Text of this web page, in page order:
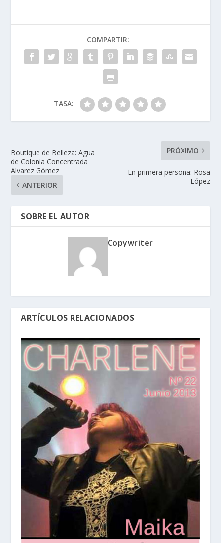
COMPARTIR:
TASA:
Boutique de Belleza: Agua
de Colonia Concentrada
Alvarez Gómez
ANTERIOR
PRÓXIMO
En primera persona: Rosa
López
SOBRE EL AUTOR
Copywriter
ARTÍCULOS RELACIONADOS